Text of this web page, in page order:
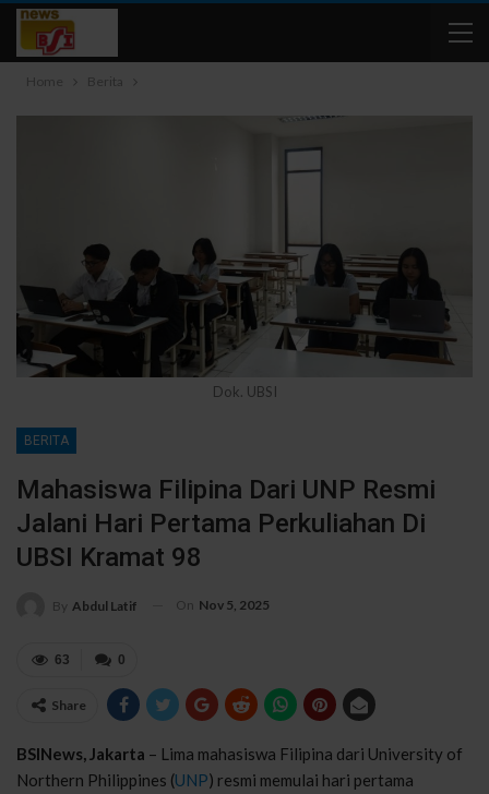
Home Berita
Dok. UBSI
BERITA
Mahasiswa Filipina Dari UNP Resmi
Jalani Hari Pertama Perkuliahan Di
UBSI Kramat 98
By Abdul Latif On Nov 5, 2025
0
63
Share
BSINews, Jakarta – Lima mahasiswa Filipina dari University of
Northern Philippines (UNP) resmi memulai hari pertama